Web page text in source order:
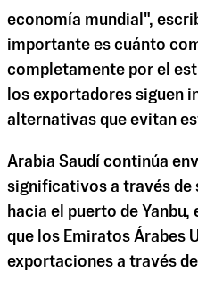
economía mundial",
importante es cuánto
completamente por el
los exportadores siguen
alternativas que evitan
Arabia Saudí continúa
significativos a través de
hacia el puerto de
que los Emiratos Árabes
exportaciones a través